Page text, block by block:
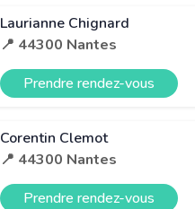
Laurianne Chignard
📍 44300 Nantes
Prendre rendez-vous
Corentin Clemot
📍 44300 Nantes
Prendre rendez-vous